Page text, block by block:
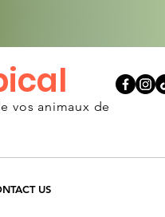
vos animaux de
US